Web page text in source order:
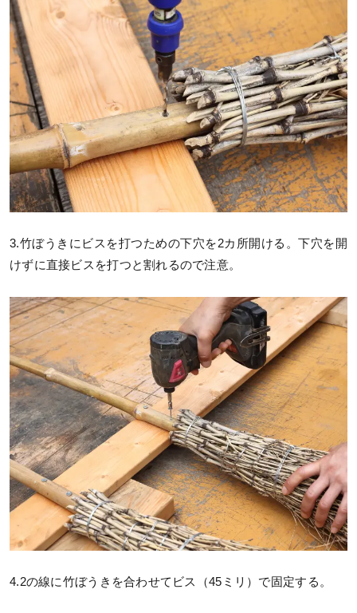
3.竹ぼうきにビスを打つための下穴を2カ所開ける。下穴を開
けずに直接ビスを打つと割れるので注意。
4.2の線に竹ぼうきを合わせてビス（45ミリ）で固定する。